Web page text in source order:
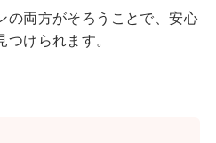
の両方がそろうことで、安心
けられます。